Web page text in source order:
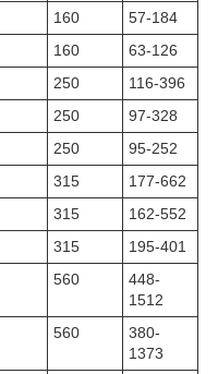
160
57-184
160
63-126
250
116-396
250
97-328
250
95-252
315
177-662
315
162-552
315
195-401
560
448-
1512
560
380-
1373